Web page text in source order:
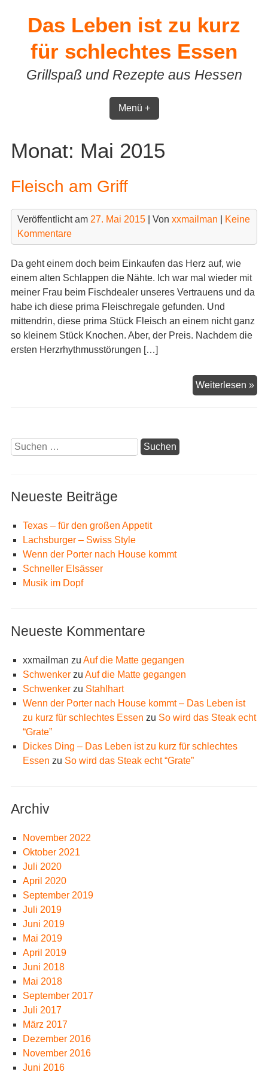
contentDas Leben ist zu kurz
für schlechtes Essen
Grillspaß und Rezepte aus Hessen
Menü +
Monat: Mai 2015
Fleisch am Griff
Veröffentlicht am 27. Mai 2015| Von xxmailman
Keine
Kommentare
Da geht einem doch beim Einkaufen das Herz auf, wie
einem alten Schlappen die Nähte. Ich war mal wieder mit
meiner Frau beim Fischdealer unseres Vertrauens und da
habe ich diese prima Fleischregale gefunden. Und
mittendrin, diese prima Stück Fleisch an einem nicht ganz
so kleinem Stück Knochen. Aber, der Preis. Nachdem die
ersten Herzrhythmusstörungen […]
Weiterlesen »
am
Suchen
nach:
Neueste Beiträge
Texas – für den großen Appetit
Lachsburger – Swiss Style
Wenn der Porter nach House kommt
Schneller Elsässer
Musik im Dopf
Neueste Kommentare
xxmailman zu Auf die Matte gegangen
Schwenkerzu Auf die Matte gegangen
Schwenkerzu Stahlhart
Wenn der Porter nach House kommt – Das Leben ist
zu kurz für schlechtes Essen zu So wird das Steak echt
“Grate”
Dickes Ding – Das Leben ist zu kurz für schlechtes
Essen zu So wird das Steak echt “Grate”
Archiv
November 2022
Oktober 2021
Juli 2020
April 2020
September 2019
Juli 2019
Juni 2019
Mai 2019
April 2019
Juni 2018
Mai 2018
September 2017
Juli 2017
März 2017
Dezember 2016
November 2016
Juni 2016